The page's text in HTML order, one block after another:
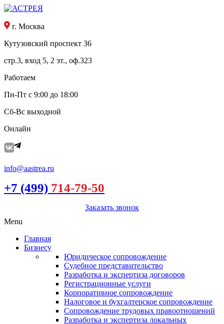
г. Москва
Кутузовский проспект 36
стр.3, вход 5, 2 эт., оф.323
Работаем
Пн-Пт с 9:00 до 18:00
Сб-Вс выходной
Онлайн
info@aastrea.ru
+7 (499) 714-79-50
Заказать звонок
Menu
Главная
Бизнесу
Юридическое сопровождение
Судебное представительство
Разработка и экспертиза договоров
Регистрационные услуги
Корпоративное сопровождение
Налоговое и бухгалтерское сопровождение
Сопровождение трудовых правоотношений
Разработка и экспертиза локальных